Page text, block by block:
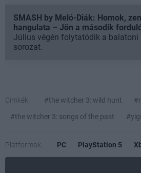
SMASH by Meló-Diák: Homok,
hangulata – Jön a második
Július végén folytatódik a balatoni
sorozat.
Címkék: #the witcher 3: wild hunt
#the witcher 3: songs of the past
Platformok: PC PlayStation 5